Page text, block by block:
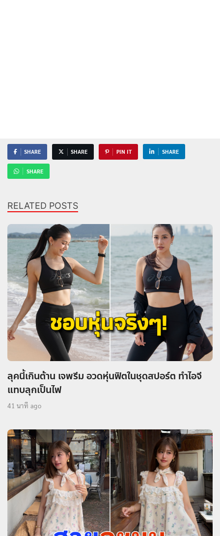
SHARE SHARE PIN IT SHARE
SHARE
RELATED POSTS
ลุคนี้เกินต้าน เจพรีม อวดหุ่นฟิตในชุดสปอร์ต ทำไอจี
แทบลุกเป็นไฟ
41 นาที ago